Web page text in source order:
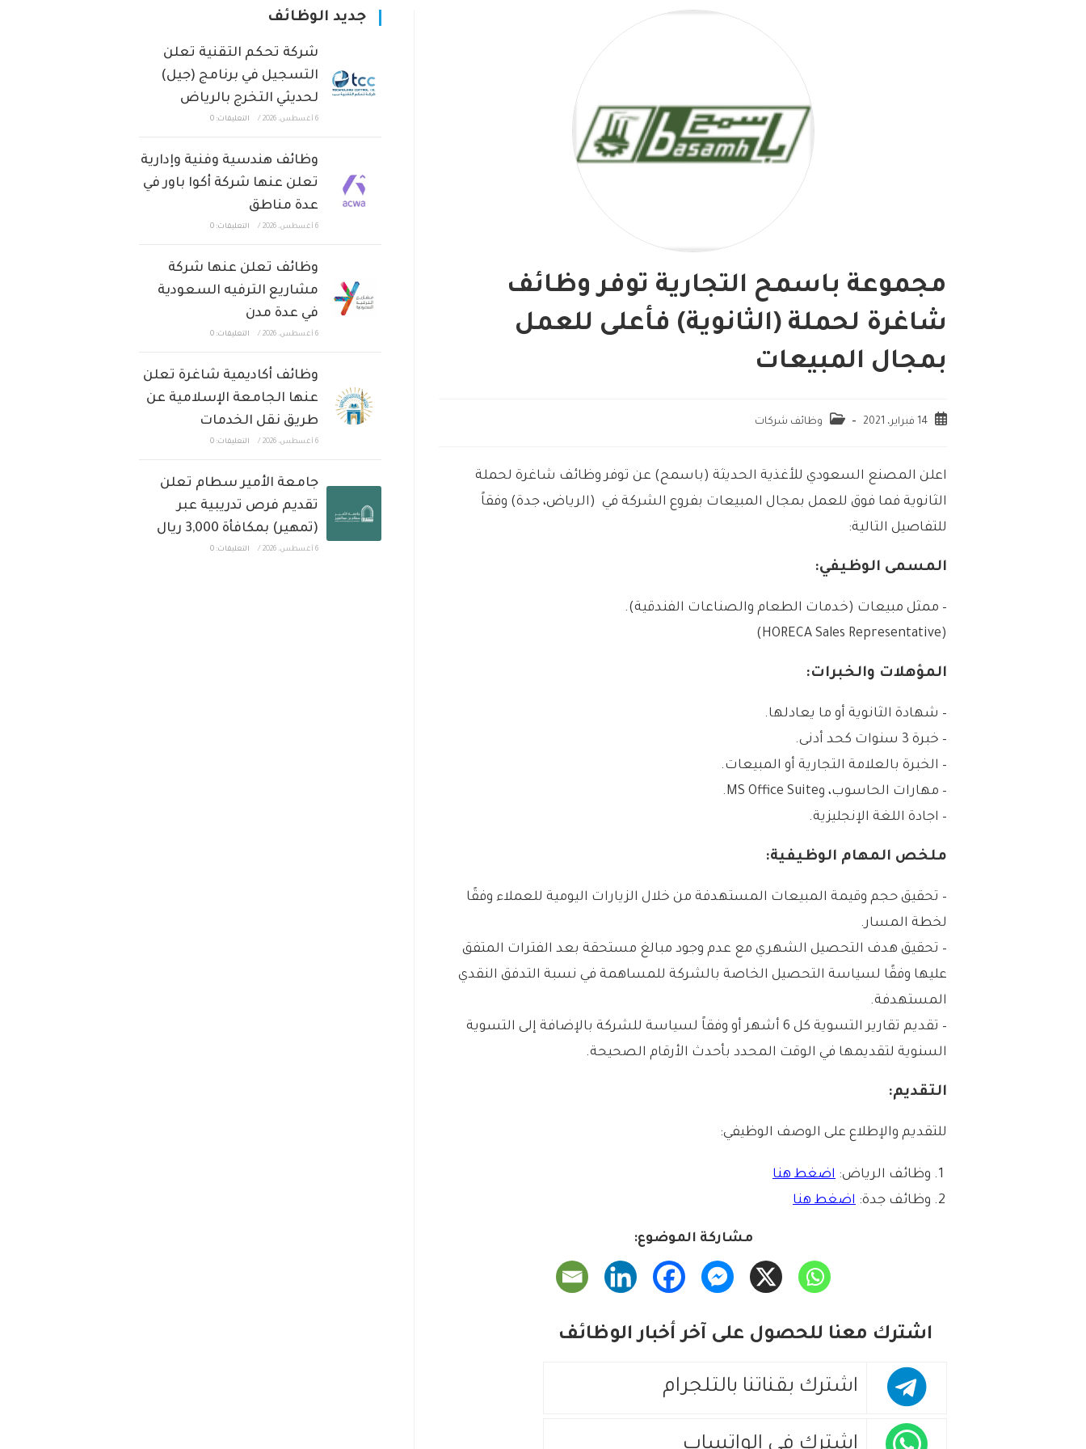
مجموعة باسمح التجارية توفر وظائف
شاغرة لحملة (الثانوية) فأعلى للعمل
بمجال المبيعات
14 فبراير، 2021 وظائف شركات
اعلن المصنع السعودي للأغذية الحديثة (باسمح) عن توفر وظائف شاغرة لحملة
الثانوية فما فوق للعمل بمجال المبيعات بفروع الشركة في (الرياض، جدة) وفقاً
للتفاصيل التالية:
المسمى الوظيفي:
– ممثل مبيعات (خدمات الطعام والصناعات الفندقية).
(HORECA Sales Representative)
المؤهلات والخبرات:
– شهادة الثانوية أو ما يعادلها.
– خبرة 3 سنوات كحد أدنى.
– الخبرة بالعلامة التجارية أو المبيعات.
– مهارات الحاسوب، وMS Office Suite.
– اجادة اللغة الإنجليزية.
ملخص المهام الوظيفية:
– تحقيق حجم وقيمة المبيعات المستهدفة من خلال الزيارات اليومية للعملاء وفقًا
لخطة المسار.
– تحقيق هدف التحصيل الشهري مع عدم وجود مبالغ مستحقة بعد الفترات المتفق
عليها وفقًا لسياسة التحصيل الخاصة بالشركة للمساهمة في نسبة التدفق النقدي
المستهدفة.
– تقديم تقارير التسوية كل 6 أشهر أو وفقاً لسياسة للشركة بالإضافة إلى التسوية
السنوية لتقديمها في الوقت المحدد بأحدث الأرقام الصحيحة.
التقديم:
للتقديم والإطلاع على الوصف الوظيفي:
وظائف الرياض: اضغط هنا
وظائف جدة: اضغط هنا
مشاركة الموضوع:
اشترك معنا للحصول على آخر أخبار الوظائف
اشترك بقناتنا بالتلجرام
جديد الوظائف
شركة تحكم التقنية تعلن
التسجيل في برنامج (جيل)
لحديثي التخرج بالرياض
6 أغسطس، 2026 / التعليقات: 0
وظائف هندسية وفنية وإدارية
تعلن عنها شركة أكوا باور في
عدة مناطق
6 أغسطس، 2026 / التعليقات: 0
وظائف تعلن عنها شركة
مشاريع الترفيه السعودية
في عدة مدن
6 أغسطس، 2026 / التعليقات: 0
وظائف أكاديمية شاغرة تعلن
عنها الجامعة الإسلامية عن
طريق نقل الخدمات
6 أغسطس، 2026 / التعليقات: 0
جامعة الأمير سطام تعلن
تقديم فرص تدريبية عبر
(تمهير) بمكافأة 3,000 ريال
6 أغسطس، 2026 / التعليقات: 0